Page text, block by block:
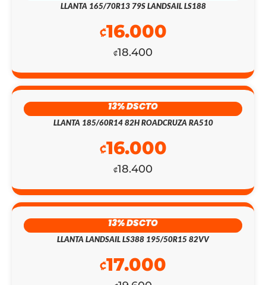
LLANTA 165/70R13 79S LANDSAIL LS188
₡18.400
₡16.000
13% DSCTO
LLANTA 185/60R14 82H ROADCRUZA RA510
₡18.400
₡16.000
13% DSCTO
LLANTA LANDSAIL LS388 195/50R15 82VV
₡17.000
ORIGINAL
ERA:
ACTUAL
ES: